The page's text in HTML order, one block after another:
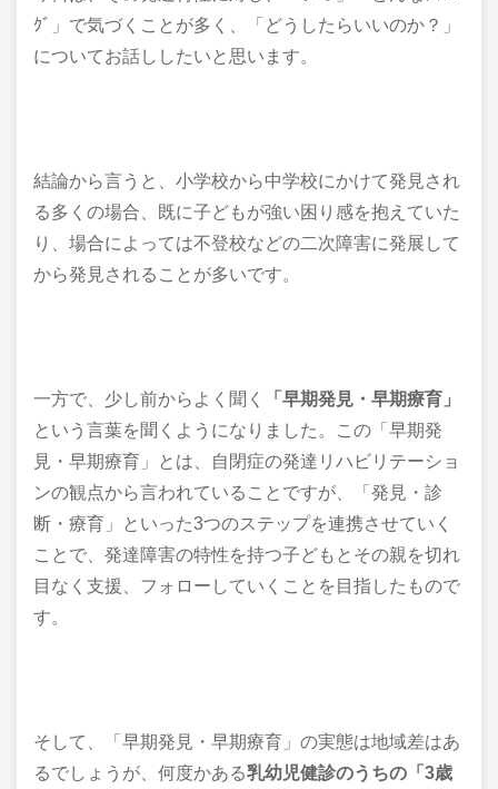
ｸﾞ」で気づくことが多く、「どうしたらいいのか？」
についてお話ししたいと思います。
結論から言うと、小学校から中学校にかけて発見され
る多くの場合、既に子どもが強い困り感を抱えていた
り、場合によっては不登校などの二次障害に発展して
から発見されることが多いです。
一方で、少し前からよく聞く
「早期発見・早期療育」
という言葉を聞くようになりました。この「早期発
見・早期療育」とは、自閉症の発達リハビリテーショ
ンの観点から言われていることですが、「発見・診
断・療育」といった3つのステップを連携させていく
ことで、発達障害の特性を持つ子どもとその親を切れ
目なく支援、フォローしていくことを目指したもので
す。
そして、「早期発見・早期療育」の実態は地域差はあ
るでしょうが、何度かある乳幼児健診のうちの 「3歳